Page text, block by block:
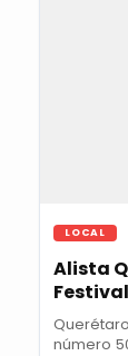
LOCAL
Alista
número